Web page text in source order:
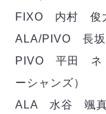
しながわシテ
ペスカドーラ
湘南ベルマー
ボアルース長野
名古屋オーシ
FIXO 内村 俊太
ALA/PIVO 長坂
PIVO 平田 ネ
ーシャンズ）
ALA 水谷 颯真